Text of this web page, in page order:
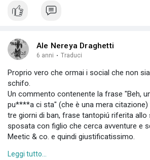
Ale Nereya Draghetti
6 anni · Traduci
Proprio vero che ormai i social che non
schifo.
Un commento contenente la frase "Beh,
pu****a ci sta" (che è una mera
tre giorni di ban, frase tantopiú riferita allo
sposata con figlio che cerca avventure e
Meetic & co. e quindi giustificatissimo.
BAH.
Leggi tutto...